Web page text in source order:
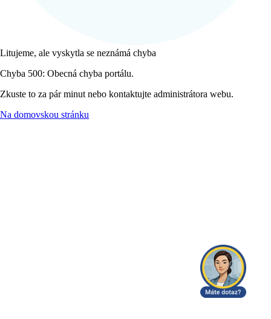
Litujeme, ale vyskytla se neznámá chyba
Chyba 500: Obecná chyba portálu.
Zkuste to za pár minut nebo kontaktujte administrátora webu.
Na domovskou stránku